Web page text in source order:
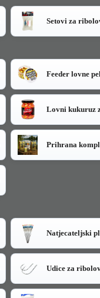
Setovi za
Feeder lovne
Lovni kukuruz
Prihrana
Natjecateljski
Udice za